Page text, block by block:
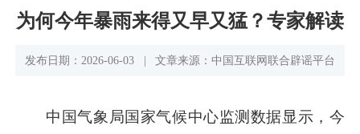
为何今年暴雨来得又早又猛？专家解读
发布日期：2026-06-03 | 文章来源：中国互联网联合辟谣平台
中国气象局国家气候中心监测数据显示，今